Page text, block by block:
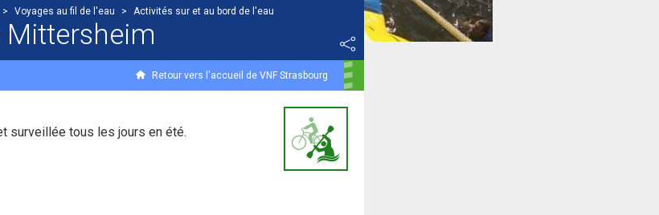
> Voyages au fil de l'eau > Activités sur et au bord de l'eau
Mittersheim
Retour vers l'accueil de VNF Strasbourg
surveillée tous les jours en été.